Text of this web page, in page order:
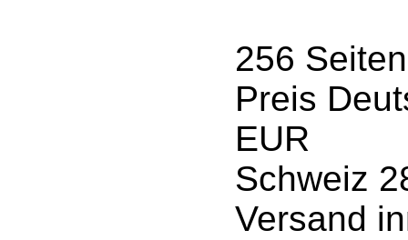
256 Seiten
Preis
EUR
Schweiz
Versand